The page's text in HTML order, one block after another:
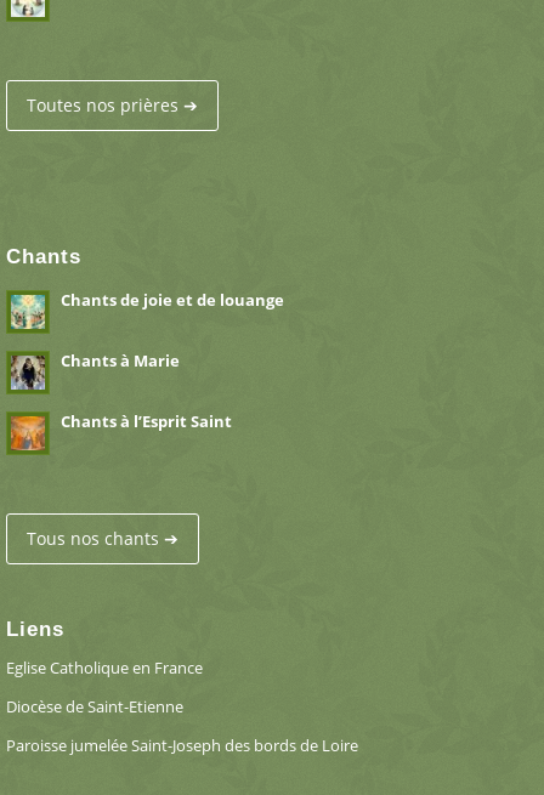
Toutes nos prières ➔
Chants
Chants de joie et de louange
Chants à Marie
Chants à l’Esprit Saint
Tous nos chants ➔
Liens
Eglise Catholique en France
Diocèse de Saint-Etienne
Paroisse jumelée Saint-Joseph des bords de Loire